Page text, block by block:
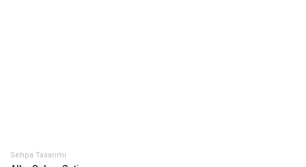
Sehpa Tasarımı